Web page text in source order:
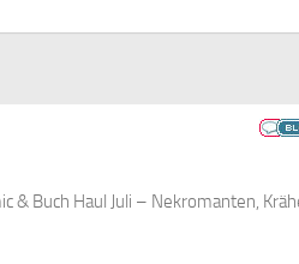
& Buch Haul Juli – Nekromanten,